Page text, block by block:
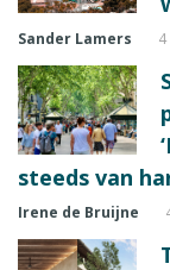
Sander Lamers
steeds van
Irene de Bruijne